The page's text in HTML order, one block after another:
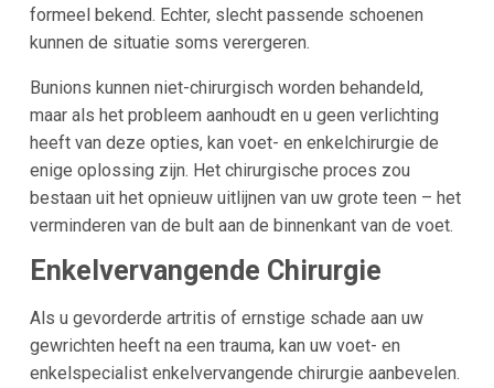
formeel bekend. Echter, slecht passende schoenen
kunnen de situatie soms verergeren.
Bunions kunnen niet-chirurgisch worden behandeld,
maar als het probleem aanhoudt en u geen verlichting
heeft van deze opties, kan voet- en enkelchirurgie de
enige oplossing zijn. Het chirurgische proces zou
bestaan uit het opnieuw uitlijnen van uw grote teen – het
verminderen van de bult aan de binnenkant van de voet.
Enkelvervangende Chirurgie
Als u gevorderde artritis of ernstige schade aan uw
gewrichten heeft na een trauma, kan uw voet- en
enkelspecialist enkelvervangende chirurgie aanbevelen.